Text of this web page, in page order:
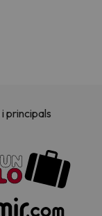
principals